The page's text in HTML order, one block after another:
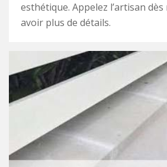
esthétique. Appelez l’artisan
avoir plus de détails.